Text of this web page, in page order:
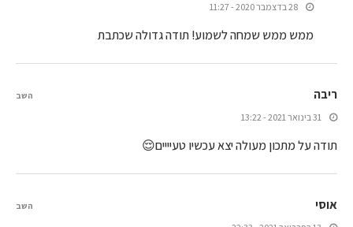
28 בדצמבר 2020 - 11:27
ממש ממש שמחה לשמוע! תודה גדולה שכתבת
ריבה
31 בינואר 2021 - 13:22
תודה על מתכון מעולה יצא עכשיו טעיייים😌
השב
אוסי השב